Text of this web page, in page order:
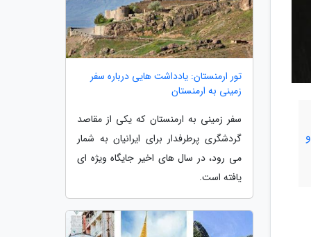
تور ارمنستان: یادداشت هایی درباره سفر
زمینی به ارمنستان
سفر زمینی به ارمنستان که یکی از مقاصد
گردشگری پرطرفدار برای ایرانیان به شمار
می رود، در سال های اخیر جایگاه ویژه ای
یافته است.